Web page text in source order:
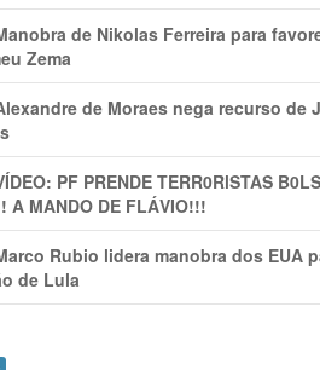
de Nikolas Ferreira para
Zema
de Moraes nega recurso
PF PRENDE TERR0RlSTAS
A MANDO DE FLÁVIO!!!
Rubio lidera manobra dos EUA
de Lula